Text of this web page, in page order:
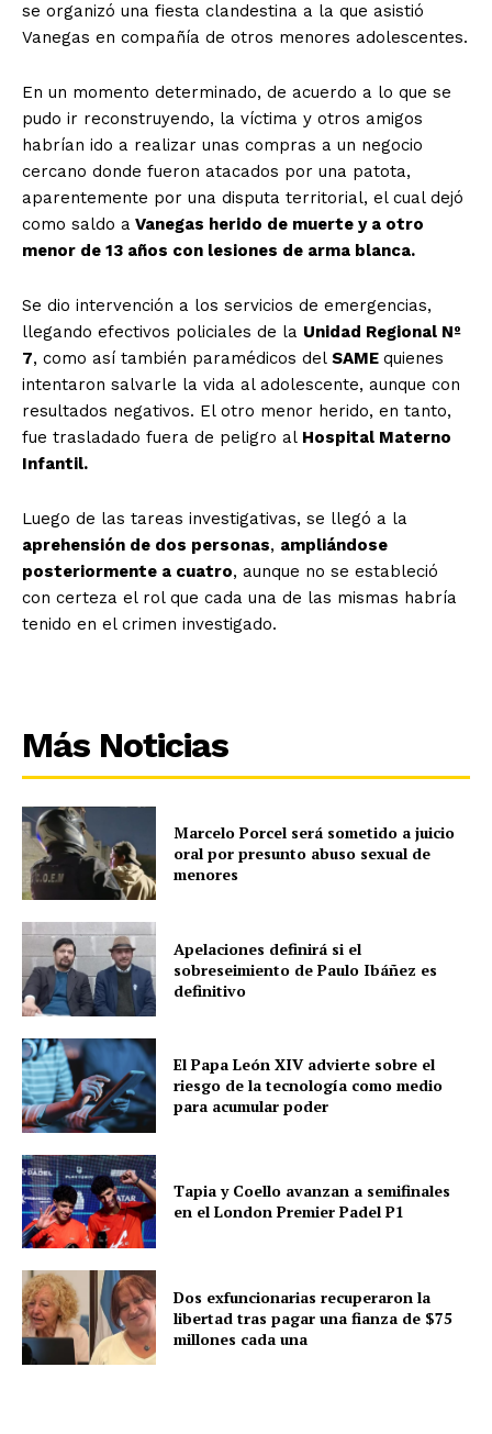
se organizó una fiesta clandestina a la que asistió
Vanegas en compañía de otros menores adolescentes.
En un momento determinado, de acuerdo a lo que se
pudo ir reconstruyendo, la víctima y otros amigos
habrían ido a realizar unas compras a un negocio
cercano donde fueron atacados por una patota,
aparentemente por una disputa territorial, el cual dejó
como saldo a Vanegas herido de muerte y a otro
menor de 13 años con lesiones de arma blanca.
Se dio intervención a los servicios de emergencias,
llegando efectivos policiales de la Unidad Regional Nº
7, como así también paramédicos del SAME quienes
intentaron salvarle la vida al adolescente, aunque con
resultados negativos. El otro menor herido, en tanto,
fue trasladado fuera de peligro al Hospital Materno
Infantil.
Luego de las tareas investigativas, se llegó a la
aprehensión de dos personas, ampliándose
posteriormente a cuatro, aunque no se estableció
con certeza el rol que cada una de las mismas habría
tenido en el crimen investigado.
Más Noticias
Marcelo Porcel será sometido a juicio
oral por presunto abuso sexual de
menores
Apelaciones definirá si el
sobreseimiento de Paulo Ibáñez es
definitivo
El Papa León XIV advierte sobre el
riesgo de la tecnología como medio
para acumular poder
Tapia y Coello avanzan a semifinales
en el London Premier Padel P1
Dos exfuncionarias recuperaron la
libertad tras pagar una fianza de $75
millones cada una